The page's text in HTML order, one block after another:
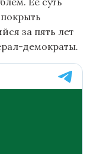
за пять лет
демократы.